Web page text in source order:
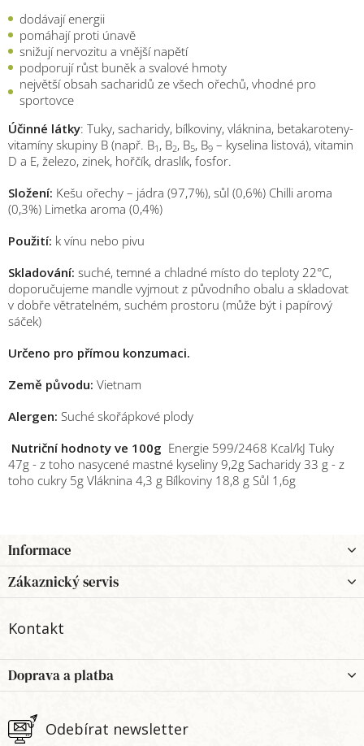
dodávají energii
pomáhají proti únavě
snižují nervozitu a vnější napětí
podporují růst buněk a svalové hmoty
největší obsah sacharidů ze všech ořechů, vhodné pro
sportovce
Účinné látky: Tuky, sacharidy, bílkoviny, vláknina, betakaroteny-
vitamíny skupiny B (např. B1 , B2, B5, B9 – kyselina listová), vitamin
D a E, železo, zinek, hořčík, draslík, fosfor.
Složení: Kešu ořechy – jádra (97,7%), sůl (0,6%) Chilli aroma
(0,3%) Limetka aroma (0,4%)
Použití: k vínu nebo pivu
Skladování: suché, temné a chladné místo do teploty 22°C,
doporučujeme mandle vyjmout z původního obalu a skladovat
v dobře větratelném, suchém prostoru (může být i papírový
sáček)
Určeno pro přímou konzumaci.
Země původu: Vietnam
Alergen: Suché skořápkové plody
Nutriční hodnoty ve 100g Energie 599/2468 Kcal/kJ Tuky
47g - z toho nasycené mastné kyseliny 9,2g Sacharidy 33 g - z
toho cukry 5g Vláknina 4,3 g Bílkoviny 18,8 g Sůl 1,6g
á
p
a
Informace
Zákaznický servis
Kontakt
Odebírat newsletter
Doprava a platba